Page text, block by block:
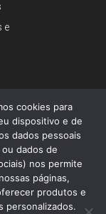
e
cookies para
dispositivo e de
dados pessoais
dados de
nos permite
páginas,
produtos e
personalizados.